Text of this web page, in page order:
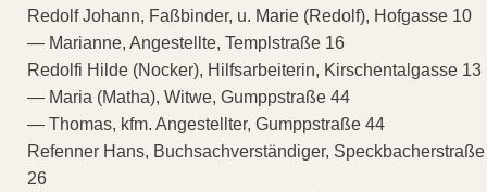
Redolf Johann, Faßbinder, u. Marie (Redolf), Hofgasse 10
— Marianne, Angestellte, Templstraße 16
Redolfi Hilde (Nocker), Hilfsarbeiterin, Kirschentalgasse 13
— Maria (Matha), Witwe, Gumppstraße 44
— Thomas, kfm. Angestellter, Gumppstraße 44
Refenner Hans, Buchsachverständiger, Speckbacherstraße
26